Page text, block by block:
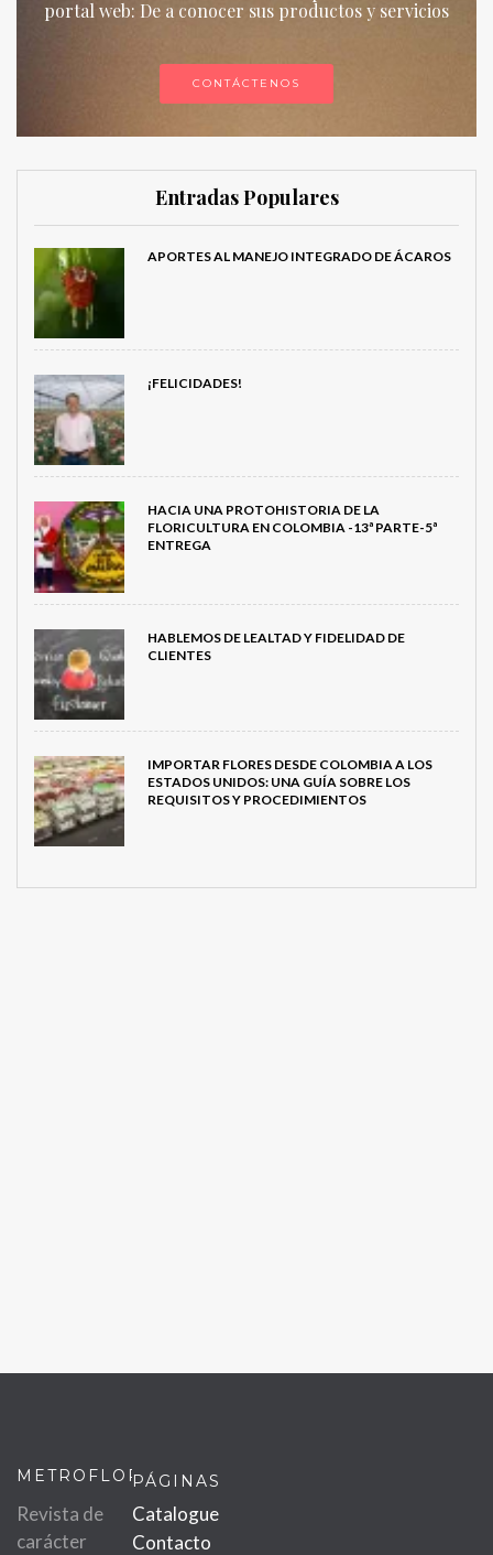
portal web: De a conocer sus productos y servicios
CONTÁCTENOS
Entradas Populares
APORTES AL MANEJO INTEGRADO DE ÁCAROS
¡FELICIDADES!
HACIA UNA PROTOHISTORIA DE LA
FLORICULTURA EN COLOMBIA -13ª PARTE-5ª
ENTREGA
HABLEMOS DE LEALTAD Y FIDELIDAD DE
CLIENTES
IMPORTAR FLORES DESDE COLOMBIA A LOS
ESTADOS UNIDOS: UNA GUÍA SOBRE LOS
REQUISITOS Y PROCEDIMIENTOS
METROFLOR
Revista de
carácter
PÁGINAS
Catalogue
Contacto